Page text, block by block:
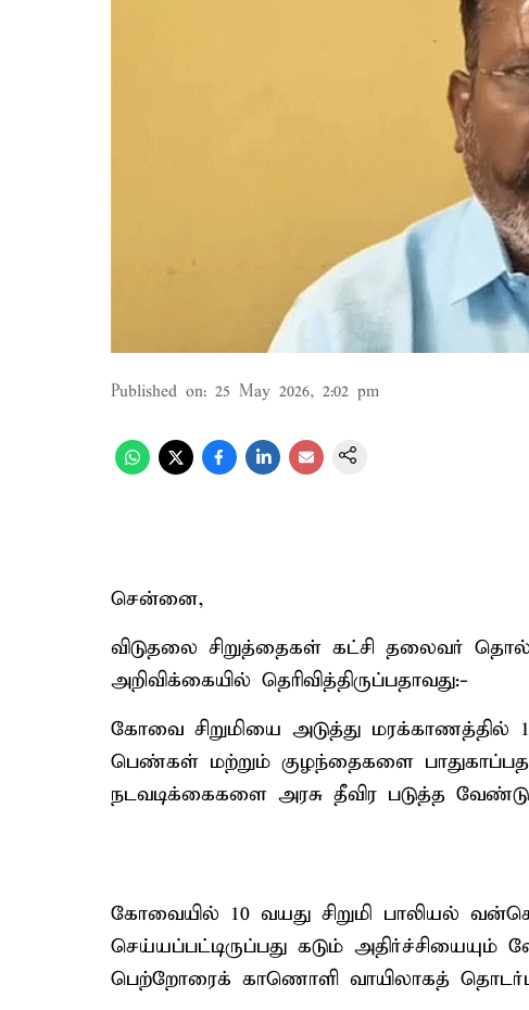
Published on: 25 May 2026, 2:02 pm
சென்னை,
விடுதலை சிறுத்தைகள் கட்சி தலைவர்
அறிவிக்கையில் தெரிவித்திருப்பதாவது:-
கோவை சிறுமியை அடுத்து மரக்காணத்தில்
பெண்கள் மற்றும் குழந்தைகளை
நடவடிக்கைகளை அரசு தீவிர படுத்த
கோவையில் 10 வயது சிறுமி பாலியல்
செய்யப்பட்டிருப்பது கடும்
பெற்றோரைக் காணொளி வாயிலாகத்